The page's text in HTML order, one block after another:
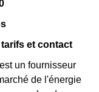
et contact
un fournisseur
de l'énergie